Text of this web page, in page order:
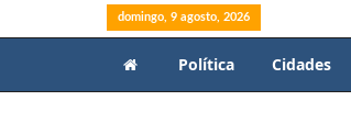
domingo, 9 agosto, 2026
Política Cidades